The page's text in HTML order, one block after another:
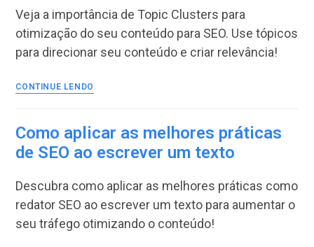
fazem
entre
Veja a importância de Topic Clusters para
otimização do seu conteúdo para SEO. Use tópicos
para direcionar seu conteúdo e criar relevância!
CONTINUE LENDO
importância
Clusters
para
estratégia
Como aplicar as melhores práticas
de SEO ao escrever um texto
Descubra como aplicar as melhores práticas como
redator SEO ao escrever um texto para aumentar o
seu tráfego otimizando o conteúdo!